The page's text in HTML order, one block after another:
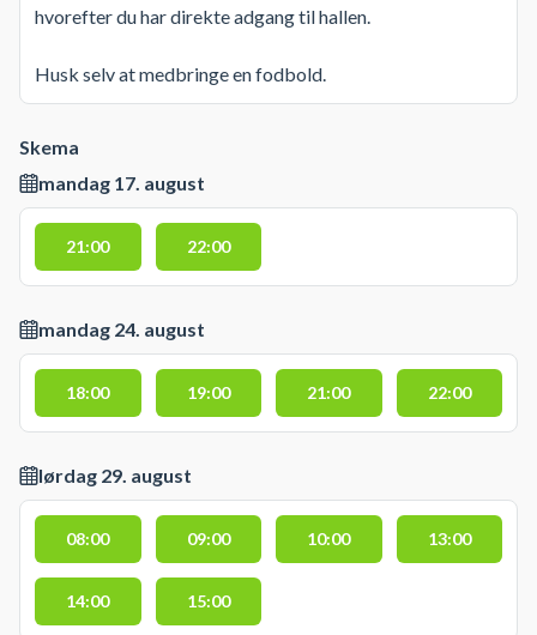
hvorefter du har direkte adgang til hallen.
Husk selv at medbringe en fodbold.
Skema
mandag 17. august
21:00 22:00
mandag 24. august
18:00 19:00 21:00 22:00
lørdag 29. august
08:00 09:00 10:00 13:00
14:00 15:00